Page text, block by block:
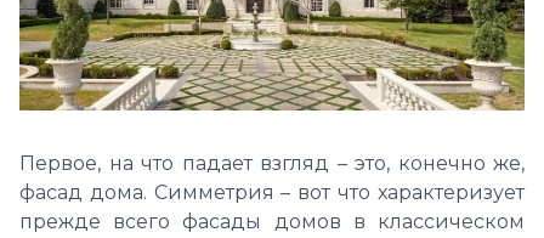
Первое, на что падает взгляд – это, конечно же,
фасад дома. Симметрия – вот что характеризует
прежде всего фасады домов в классическом